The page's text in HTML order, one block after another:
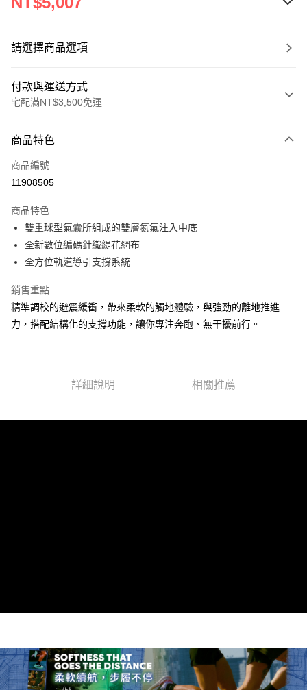
請選擇商品選項
付款與運送方式
宅配滿NT$3,500免運
信用卡一次付款
ATM付款
運送方式
宅配
每筆NT$100，滿NT$3,500(含以上)免運費
商品特色
商品編號
11908505
商品特色
雙重球型氣囊所組成的雙層氮氣注入中底
全新數位編碼針織緹花網布
全方位軌道導引支撐系統
銷售重點
精準調校的避震緩衝，帶來柔軟的觸地體驗，與強勁的離地推進
力，搭配結構化的支撐功能，讓你專注奔跑、無干擾前行。
詳細說明 相關推薦